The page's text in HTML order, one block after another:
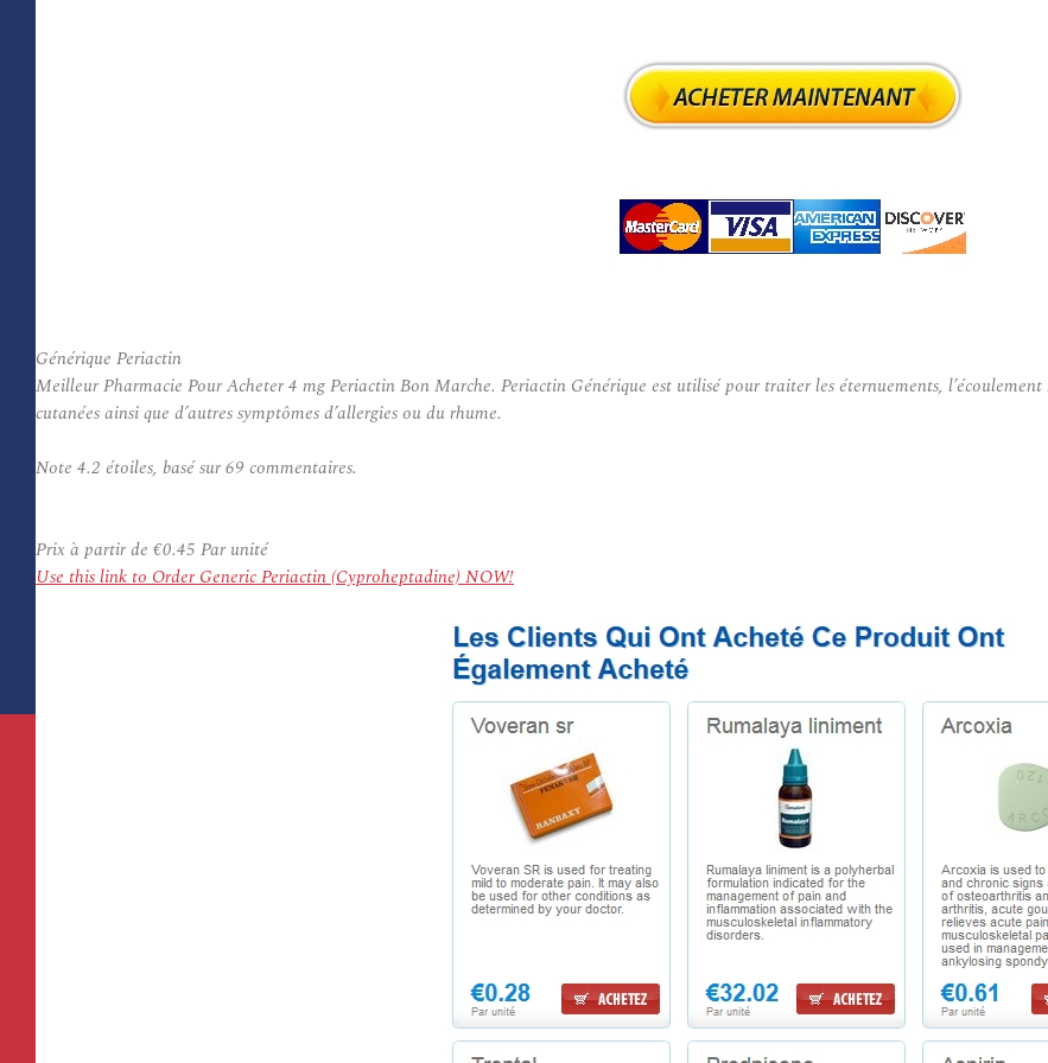
Générique Periactin
Meilleur Pharmacie Pour Acheter 4 mg Periactin Bon Marche. Periactin Générique est utilisé pour traiter les éternuements,
cutanées ainsi que d’autres symptômes d’allergies ou du rhume.
Note 4.2 étoiles, basé sur69 commentaires.
Prix à partir de €0.45 Par unité
Use this link to Order Generic Periactin (Cyproheptadine) NOW!